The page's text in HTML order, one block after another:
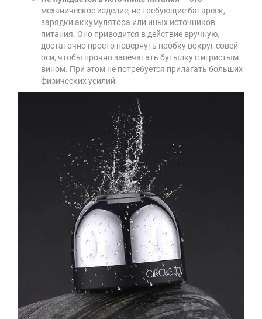
механическое изделие, не требующие батареек,
зарядки аккумулятора или иных источников
питания. Оно приводится в действие вручную,
достаточно просто повернуть пробку вокруг совей
оси, чтобы прочно запечатать бутылку с игристым
вином. При этом не потребуется прилагать больших
физических усилий.